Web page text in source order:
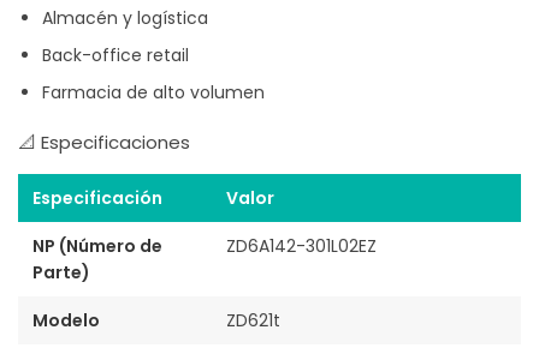
Almacén y logística
Back-office retail
Farmacia de alto volumen
📐 Especificaciones
Especificación
Valor
NP (Número de
Parte)
ZD6A142-301L02EZ
Modelo
ZD621t